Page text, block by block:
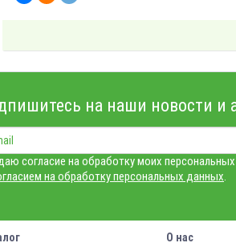
на наши новости и
согласие на обработку моих
на обработку персональных данных
О нас